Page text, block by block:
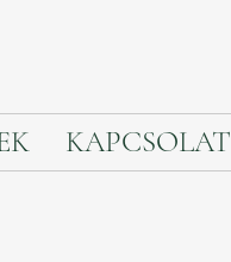
KAPCSOLAT